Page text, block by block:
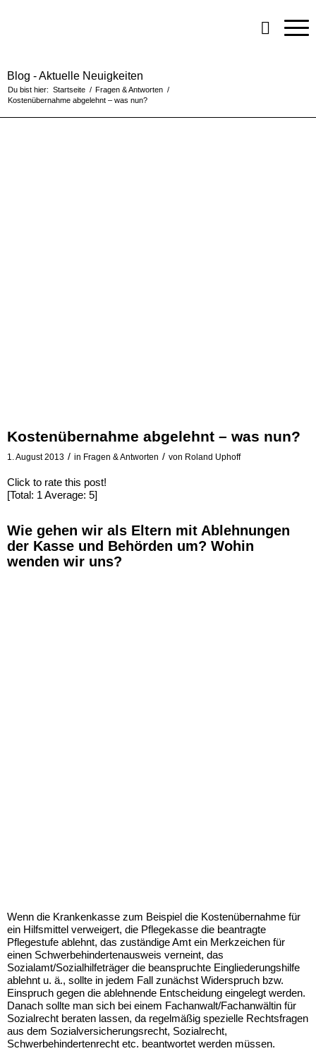
Blog - Aktuelle Neuigkeiten
Du bist hier: Startseite / Fragen & Antworten /
Kostenübernahme abgelehnt – was nun?
Kostenübernahme abgelehnt – was nun?
1. August 2013 / in Fragen & Antworten / von Roland Uphoff
Click to rate this post!
[Total: 1 Average: 5]
Wie gehen wir als Eltern mit Ablehnungen
der Kasse und Behörden um? Wohin
wenden wir uns?
Wenn die Krankenkasse zum Beispiel die Kostenübernahme für
ein Hilfsmittel verweigert, die Pflegekasse die beantragte
Pflegestufe ablehnt, das zuständige Amt ein Merkzeichen für
einen Schwerbehindertenausweis verneint, das
Sozialamt/Sozialhilfeträger die beanspruchte Eingliederungshilfe
ablehnt u. ä., sollte in jedem Fall zunächst Widerspruch bzw.
Einspruch gegen die ablehnende Entscheidung eingelegt werden.
Danach sollte man sich bei einem Fachanwalt/Fachanwältin für
Sozialrecht beraten lassen, da regelmäßig spezielle Rechtsfragen
aus dem Sozialversicherungsrecht, Sozialrecht,
Schwerbehindertenrecht etc. beantwortet werden müssen.